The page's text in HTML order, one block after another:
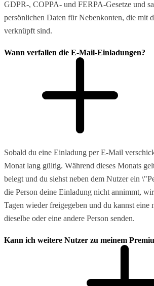
GDPR-, COPPA- und FERPA-Gesetze und
persönlichen Daten für Nebenkonten, die mit
verknüpft sind.
Wann verfallen die E-Mail-Einladungen?
Sobald du eine Einladung per E-Mail
Monat lang gültig. Während dieses Monats
belegt und du siehst neben dem Nutzer ein
die Person deine Einladung nicht annimmt,
Tagen wieder freigegeben und du kannst eine
dieselbe oder eine andere Person senden.
Kann ich weitere Nutzer zu meinem